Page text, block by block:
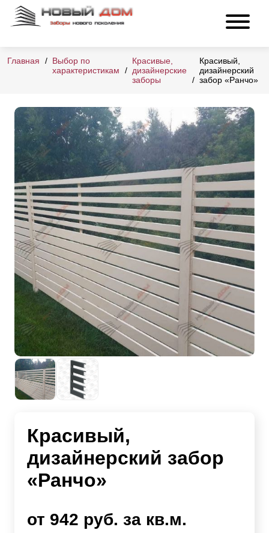
Главная
Выбор по
характеристикам
Красивые,
дизайнерские
заборы
Красивый,
дизайнерский
забор «Ранчо»
Красивый,
дизайнерский забор
«Ранчо»
от 942 руб. за кв.м.